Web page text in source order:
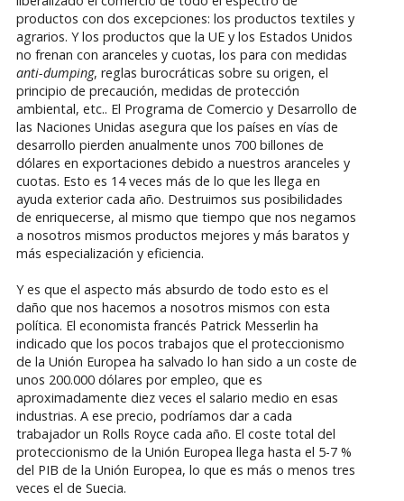
productos con dos excepciones: los productos textiles y
agrarios. Y los productos que la UE y los Estados Unidos
no frenan con aranceles y cuotas, los para con medidas
anti-dumping, reglas burocráticas sobre su origen, el
principio de precaución, medidas de protección
ambiental, etc.. El Programa de Comercio y Desarrollo de
las Naciones Unidas asegura que los países en vías de
desarrollo pierden anualmente unos 700 billones de
dólares en exportaciones debido a nuestros aranceles y
cuotas. Esto es 14 veces más de lo que les llega en
ayuda exterior cada año. Destruimos sus posibilidades
de enriquecerse, al mismo que tiempo que nos negamos
a nosotros mismos productos mejores y más baratos y
más especialización y eficiencia.
Y es que el aspecto más absurdo de todo esto es el
daño que nos hacemos a nosotros mismos con esta
política. El economista francés Patrick Messerlin ha
indicado que los pocos trabajos que el proteccionismo
de la Unión Europea ha salvado lo han sido a un coste de
unos 200.000 dólares por empleo, que es
aproximadamente diez veces el salario medio en esas
industrias. A ese precio, podríamos dar a cada
trabajador un Rolls Royce cada año. El coste total del
proteccionismo de la Unión Europea llega hasta el 5-7 %
del PIB de la Unión Europea, lo que es más o menos tres
veces el de Suecia.